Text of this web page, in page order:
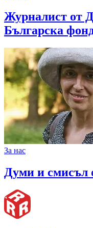
Журналист от
Българска
За нас
Думи и смисъл